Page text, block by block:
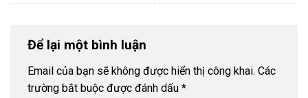
Để lại một bình luận
Email của bạn sẽ không được hiển thị công khai. Các
trường bắt buộc được đánh dấu *